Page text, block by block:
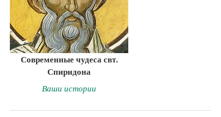
Современные чудеса свт.
Спиридона
Ваши истории